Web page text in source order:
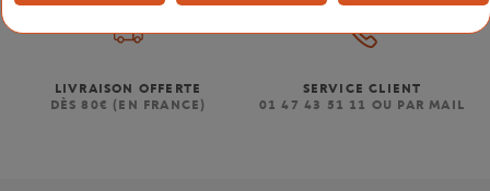
LIVRAISON OFFERTE
DÈS 80€ (EN FRANCE)
SERVICE CLIENT
01 47 43 51 11 OU PAR MAIL